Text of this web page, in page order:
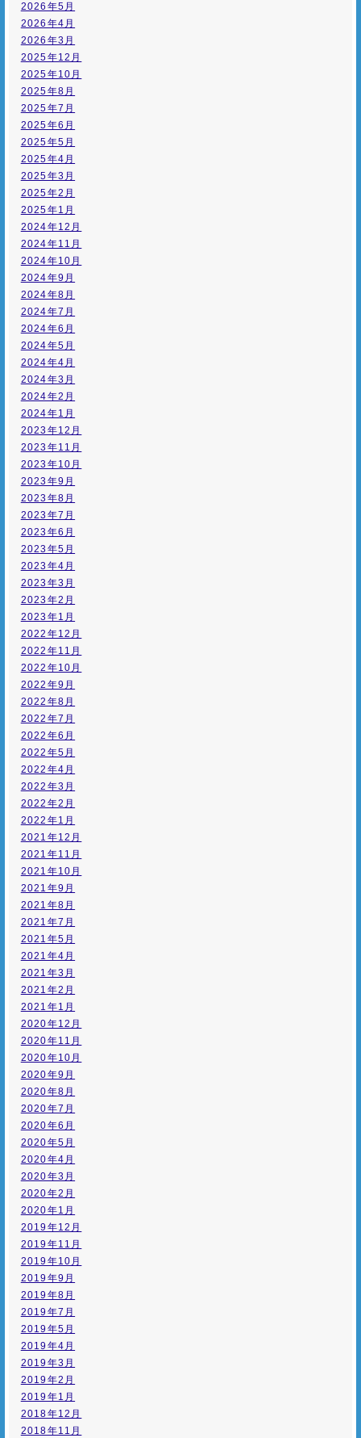
2026年5月
2026年4月
2026年3月
2025年12月
2025年10月
2025年8月
2025年7月
2025年6月
2025年5月
2025年4月
2025年3月
2025年2月
2025年1月
2024年12月
2024年11月
2024年10月
2024年9月
2024年8月
2024年7月
2024年6月
2024年5月
2024年4月
2024年3月
2024年2月
2024年1月
2023年12月
2023年11月
2023年10月
2023年9月
2023年8月
2023年7月
2023年6月
2023年5月
2023年4月
2023年3月
2023年2月
2023年1月
2022年12月
2022年11月
2022年10月
2022年9月
2022年8月
2022年7月
2022年6月
2022年5月
2022年4月
2022年3月
2022年2月
2022年1月
2021年12月
2021年11月
2021年10月
2021年9月
2021年8月
2021年7月
2021年5月
2021年4月
2021年3月
2021年2月
2021年1月
2020年12月
2020年11月
2020年10月
2020年9月
2020年8月
2020年7月
2020年6月
2020年5月
2020年4月
2020年3月
2020年2月
2020年1月
2019年12月
2019年11月
2019年10月
2019年9月
2019年8月
2019年7月
2019年5月
2019年4月
2019年3月
2019年2月
2019年1月
2018年12月
2018年11月